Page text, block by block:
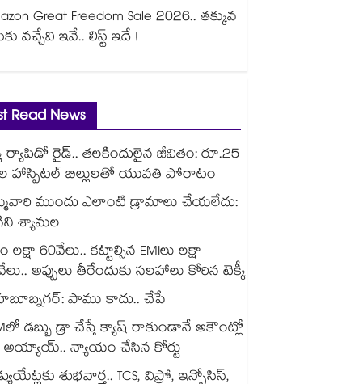
Great Freedom Sale 2026.. తక్కువ
వచ్చేవి ఇవే.. లిస్ట్ ఇదే !
Read News
ర్యాపిడో రైడ్.. తలకిందులైన జీవితం: రూ.25
హాస్పిటల్ బిల్లులతో యువతి పోరాటం
ముందు ఎలాంటి డ్రామాలు చేయలేదు:
శ్యామల
లక్షా 60వేలు.. కట్టాల్సిన EMIలు లక్షా
అప్పులు తీరేందుకు సలహాలు కోరిన టెక్కీ
పాము కాదు.. చేపే
డబ్బు డ్రా చేస్తే క్యాష్ రాకుండానే అకౌంట్లో
అయ్యాయ్.. న్యాయం చేసిన కోర్టు
శుభవార్త.. TCS, విప్రో, ఇన్ఫోసిస్,